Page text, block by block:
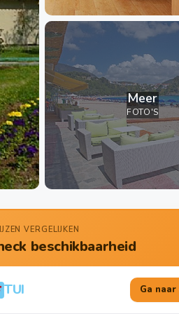
Meer
FOTO'S
VERGELIJKEN
beschikbaarheid
TUI Ga